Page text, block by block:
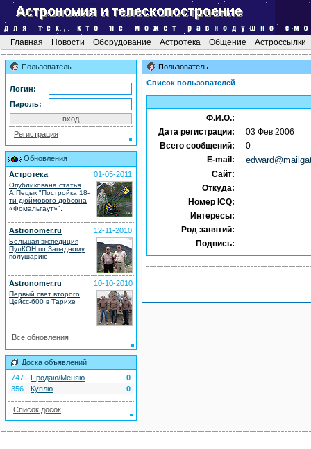
Главная Новости Оборудование Астротека Общение Астроссылки
Пользователь
Логин:
Пароль:
Регистрация
Обновления
Астротека
01-05-2011
Опубликована статья
А.Пецык "Постройка 18-
ти дюймового добсона
«Фомальгаут»"
Astronomer.ru 12-11-2010
Большая экспедиция
ПулКОН по Западному
полушарию
Astronomer.ru 10-10-2010
Первый свет второго
Цейсс-600 в Тарихе
Все обновления
Доска объявлений
747
Продаю/Меняю
0
356
Куплю 0
Список досок
Пользователь
Список пользователей
Ф.И.О.:
Дата регистрации:
03 Фев 2006
Всего сообщений:
0
E-mail:
Сайт:
Откуда:
Номер ICQ:
Интересы:
Род занятий:
Подпись: